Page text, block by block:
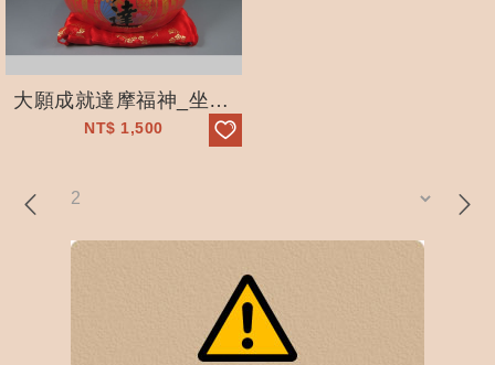
大願成就達摩福神_坐墊_必達_存錢筒_紅_福祿壽_開運_五穀文化村
NT$ 1,500